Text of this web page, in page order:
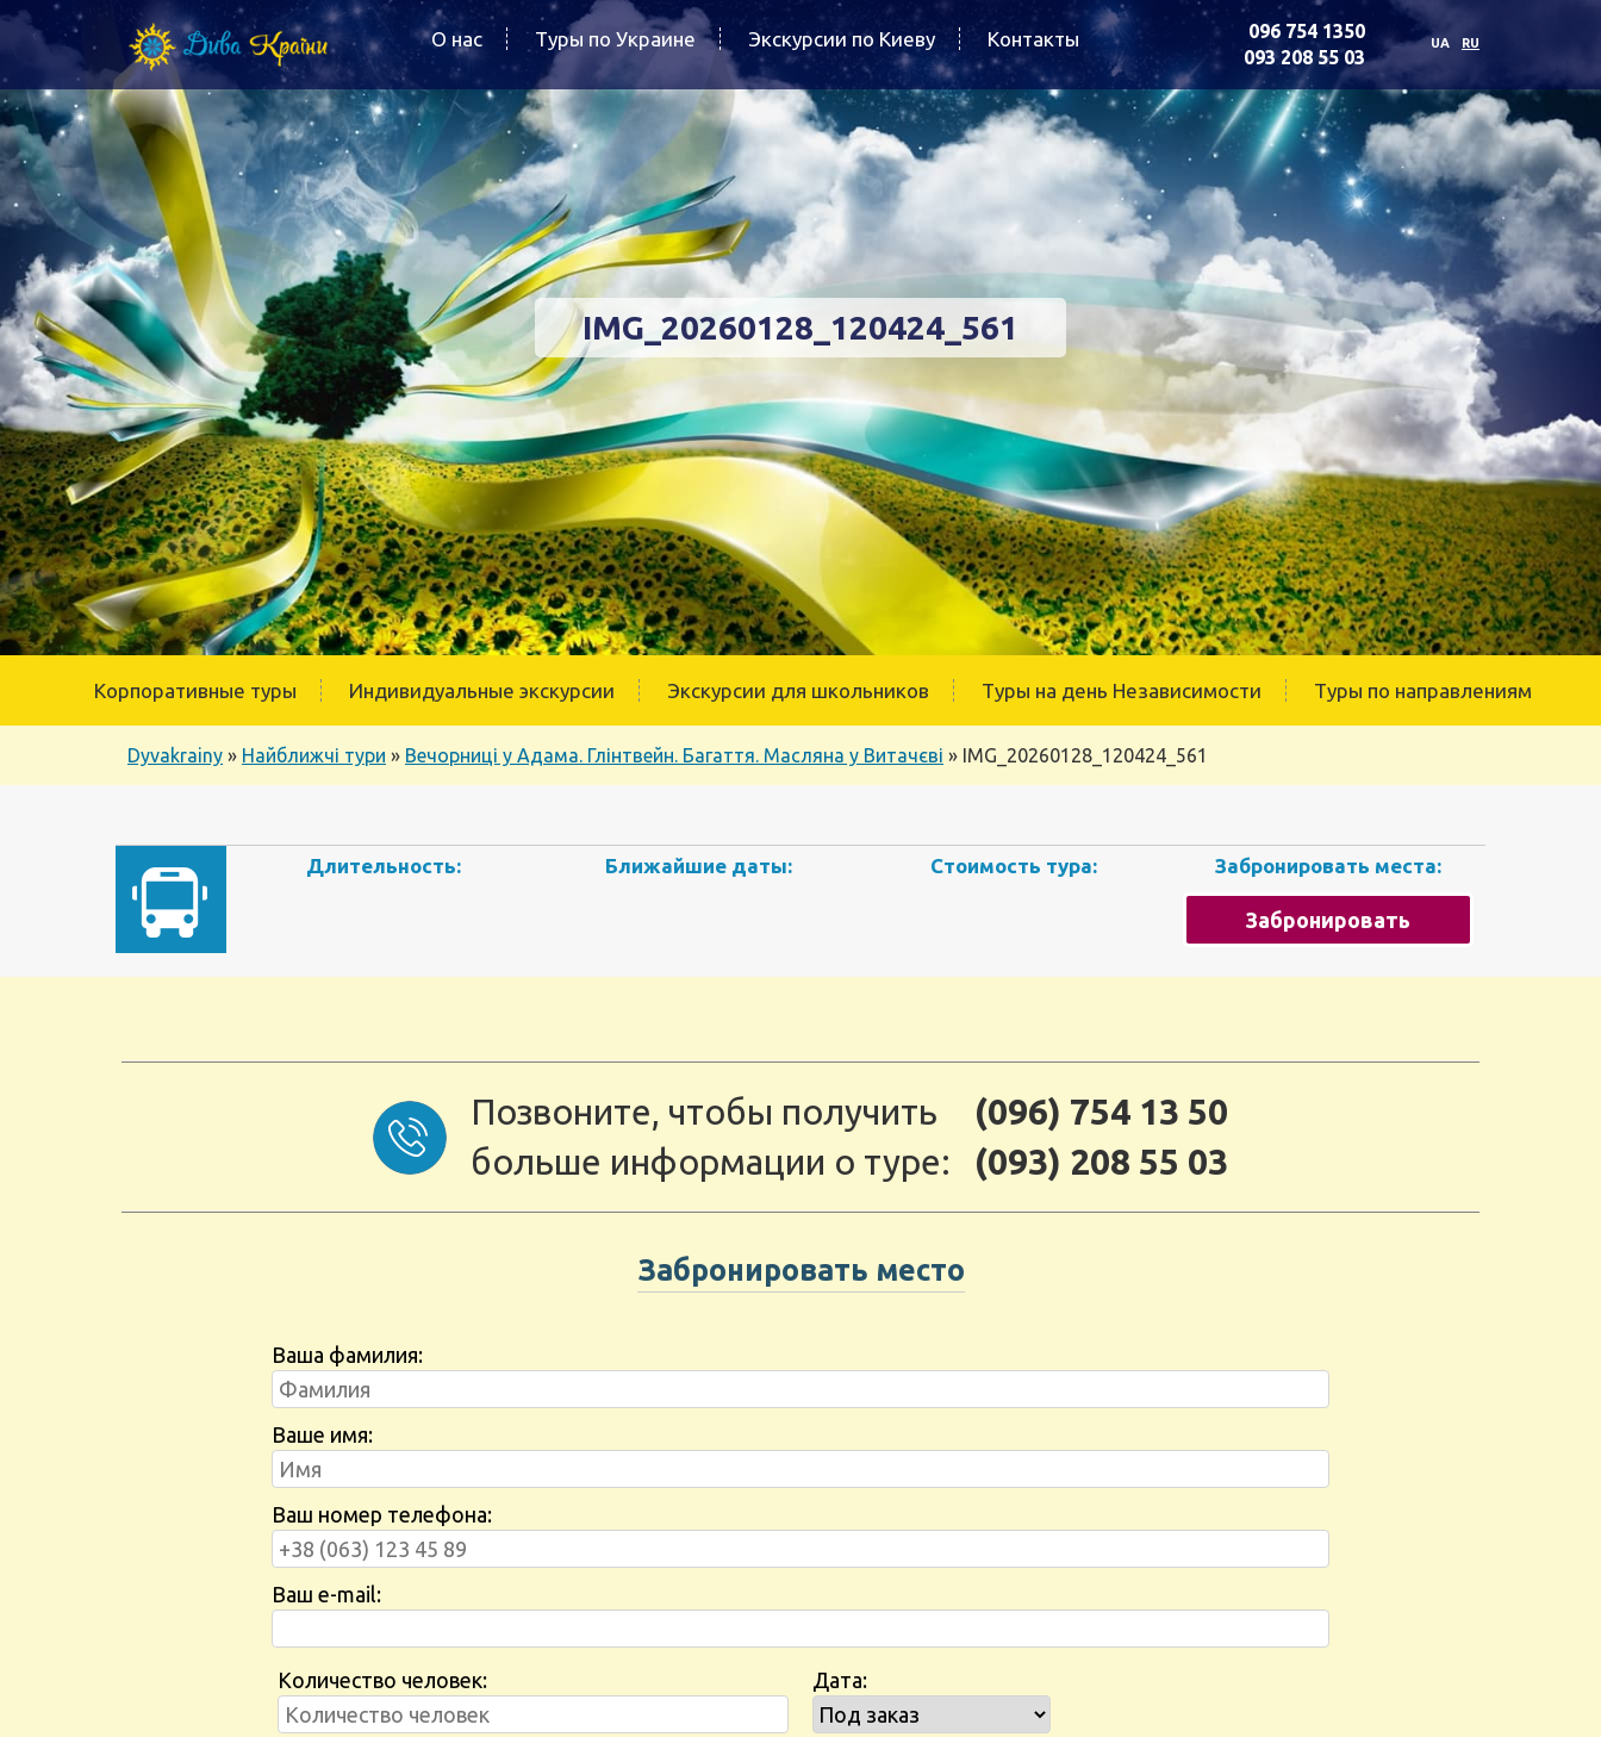
О нас Туры по Украине Экскурсии по Киеву Контакты
096 754 1350
093 208 55 03
UA RU
IMG_20260128_120424_561
Корпоративные туры Индивидуальные экскурсии Экскурсии для школьников Туры на день Независимости Туры по направлениям
Dyvakrainy » Найближчі тури » Вечорниці у Адама. Глінтвейн. Багаття. Масляна у Витачєві » IMG_20260128_120424_561
Длительность: Ближайшие даты: Стоимость тура: Забронировать места:
Забронировать
Позвоните, чтобы получить
больше информации о туре:
(096) 754 13 50
(093) 208 55 03
Забронировать место
Ваша фамилия:
Ваше имя:
Ваш номер телефона:
Ваш e-mail:
Количество человек: Дата: